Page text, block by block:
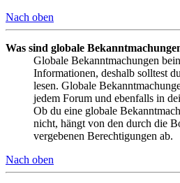
Nach oben
Was sind globale
Globale Bekanntmachungen
Informationen, deshalb solltest
lesen. Globale
jedem Forum und ebenfalls in
Ob du eine globale
nicht, hängt von den durch die
vergebenen Berechtigungen ab.
Nach oben